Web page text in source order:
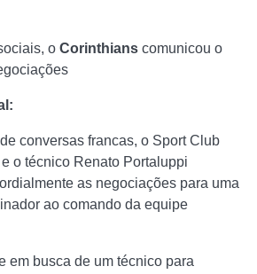
o Corinthians comunicou o
conversas francas, o Sport Club
o técnico Renato Portaluppi
as negociações para uma
ao comando da equipe
em busca de um técnico para